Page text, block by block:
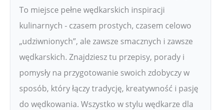
To miejsce pełne wędkarskich inspiracji
kulinarnych - czasem prostych, czasem celowo
„udziwnionych”, ale zawsze smacznych i zawsze
wędkarskich. Znajdziesz tu przepisy, porady i
pomysły na przygotowanie swoich zdobyczy w
sposób, który łączy tradycję, kreatywność i pasję
do wędkowania. Wszystko w stylu wędkarze dla